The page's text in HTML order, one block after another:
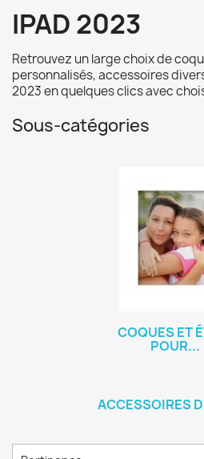
IPAD 2023
Retrouvez un large choix de
personnalisés, accessoires
2023 en quelques clics avec
Sous-catégories
COQUES ET
POUR...
ACCESSOIRES